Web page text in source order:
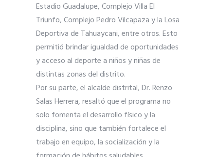
Estadio Guadalupe, Complejo Villa El
Triunfo, Complejo Pedro Vilcapaza y la Losa
Deportiva de Tahuaycani, entre otros. Esto
permitió brindar igualdad de oportunidades
y acceso al deporte a niños y niñas de
distintas zonas del distrito.
Por su parte, el alcalde distrital, Dr. Renzo
Salas Herrera, resaltó que el programa no
solo fomenta el desarrollo físico y la
disciplina, sino que también fortalece el
trabajo en equipo, la socialización y la